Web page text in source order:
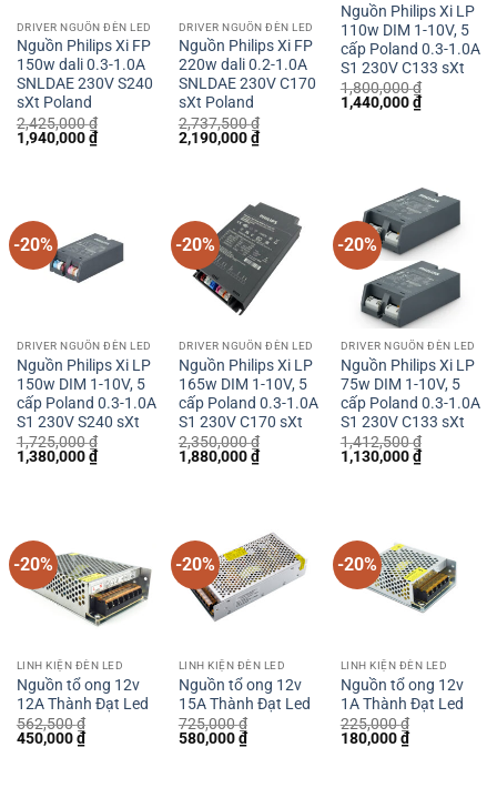
DRIVER NGUỒN ĐÈN LED
Nguồn Philips Xi FP
150w dali 0.3-1.0A
SNLDAE 230V S240
sXt Poland
2,425,000₫
Giá
gốc
1,940,000₫Giá
hiện
DRIVER NGUỒN ĐÈN LED
Nguồn Philips Xi FP
220w dali 0.2-1.0A
SNLDAE 230V C170
sXt Poland
2,737,500₫
Giá
gốc
2,190,000₫Giá
hiện
Nguồn Philips Xi LP
110w DIM 1-10V, 5
cấp Poland 0.3-1.0A
S1 230V C133 sXt
1,800,000₫
Giá
gốc
1,440,000₫Giá
hiện
-20%
DRIVER NGUỒN ĐÈN LED
Nguồn Philips Xi LP
150w DIM 1-10V, 5
cấp Poland 0.3-1.0A
S1 230V S240 sXt
1,725,000₫
Giá
gốc
1,380,000₫Giá
hiện
-20%
DRIVER NGUỒN ĐÈN LED
Nguồn Philips Xi LP
165w DIM 1-10V, 5
cấp Poland 0.3-1.0A
S1 230V C170 sXt
2,350,000₫
Giá
gốc
1,880,000₫Giá
hiện
-20%
DRIVER NGUỒN ĐÈN LED
Nguồn Philips Xi LP
75w DIM 1-10V, 5
cấp Poland 0.3-1.0A
S1 230V C133 sXt
1,412,500₫
Giá
gốc
1,130,000₫Giá
hiện
-20%
LINH KIỆN ĐÈN LED
Nguồn tổ ong 12v
12A Thành Đạt Led
562,500₫
Giá
450,000₫Giá
hiện
-20%
LINH KIỆN ĐÈN LED
Nguồn tổ ong 12v
15A Thành Đạt Led
725,000₫
Giá
580,000₫Giá
hiện
-20%
LINH KIỆN ĐÈN LED
Nguồn tổ ong 12v
1A Thành Đạt Led
225,000₫
Giá
180,000₫Giá
hiện